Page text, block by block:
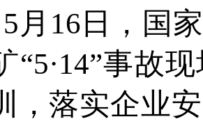
16日，国家
“5·14”事故
，落实企业